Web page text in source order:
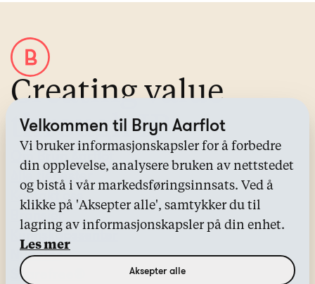
Creating value
through IP
Om Bryn Aarflot
Alle tjenester
Kontakt oss
Bransjer
Kunnskapssenter
Nyheter
Sharefree®
Velkommen til Bryn Aarflot
Vi bruker informasjonskapsler for å forbedre
din opplevelse, analysere bruken av nettstedet
og bistå i vår markedsføringsinnsats. Ved å
klikke på 'Aksepter alle', samtykker du til
lagring av informasjonskapsler på din enhet.
Les mer
Aksepter alle